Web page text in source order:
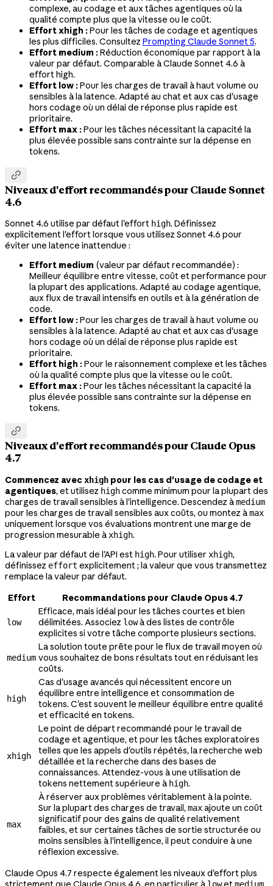
complexe, au codage et aux tâches agentiques où la
qualité compte plus que la vitesse ou le coût.
Effort xhigh :Pour les tâches de codage et agentiques
les plus difficiles. Consultez Prompting Claude Sonnet 5.
Effort medium :Réduction économique par rapport à la
valeur par défaut. Comparable à Claude Sonnet 4.6 à
effort high.
Effort low :Pour les charges de travail à haut volume ou
sensibles à la latence. Adapté au chat et aux cas d'usage
hors codage où un délai de réponse plus rapide est
prioritaire.
Effort max :Pour les tâches nécessitant la capacité la
plus élevée possible sans contrainte sur la dépense en
tokens.

Niveaux d'effort recommandés pour Claude Sonnet
4.6
Sonnet 4.6 utilise par défaut l'effort high. Définissez
explicitement l'effort lorsque vous utilisez Sonnet 4.6 pour
éviter une latence inattendue :
Effort medium (valeur par défaut recommandée) :
Meilleur équilibre entre vitesse, coût et performance pour
la plupart des applications. Adapté au codage agentique,
aux flux de travail intensifs en outils et à la génération de
code.
Effort low :Pour les charges de travail à haut volume ou
sensibles à la latence. Adapté au chat et aux cas d'usage
hors codage où un délai de réponse plus rapide est
prioritaire.
Effort high :Pour le raisonnement complexe et les tâches
où la qualité compte plus que la vitesse ou le coût.
Effort max :Pour les tâches nécessitant la capacité la
plus élevée possible sans contrainte sur la dépense en
tokens.

Niveaux d'effort recommandés pour Claude Opus
4.7
Commencez avecxhigh pour les cas d'usage de codage et
agentiques, et utilisez highcomme minimum pour la plupart des
charges de travail sensibles à l'intelligence. Descendez àmedium
pour les charges de travail sensibles aux coûts, ou montez àmax
uniquement lorsque vos évaluations montrent une marge de
progression mesurable à xhigh.
La valeur par défaut de l'API est high. Pour utiliser xhigh,
définissez effort explicitement ; la valeur que vous transmettez
remplace la valeur par défaut.
Effort
Recommandations pour Claude Opus 4.7
low
Efficace, mais idéal pour les tâches courtes et bien
délimitées. Associez lowà des listes de contrôle
explicites si votre tâche comporte plusieurs sections.
medium
La solution toute prête pour le flux de travail moyen où
vous souhaitez de bons résultats tout en réduisant les
coûts.
high
Cas d'usage avancés qui nécessitent encore un
équilibre entre intelligence et consommation de
tokens. C'est souvent le meilleur équilibre entre qualité
et efficacité en tokens.
xhigh
Le point de départ recommandé pour le travail de
codage et agentique, et pour les tâches exploratoires
telles que les appels d'outils répétés, la recherche web
détaillée et la recherche dans des bases de
connaissances. Attendez-vous à une utilisation de
tokens nettement supérieure à high.
max
À réserver aux problèmes véritablement à la pointe.
Sur la plupart des charges de travail, maxajoute un coût
significatif pour des gains de qualité relativement
faibles, et sur certaines tâches de sortie structurée ou
moins sensibles à l'intelligence, il peut conduire à une
réflexion excessive.
Claude Opus 4.7 respecte également les niveaux d'effort plus
low medium